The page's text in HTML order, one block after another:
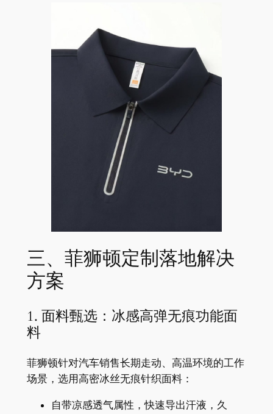
三、菲狮顿定制落地解决
方案
1. 面料甄选：冰感高弹无痕功能面
料
菲狮顿针对汽车销售长期走动、高温环境的工作
场景，选用高密冰丝无痕针织面料：
自带凉感透气属性，快速导出汗液，久